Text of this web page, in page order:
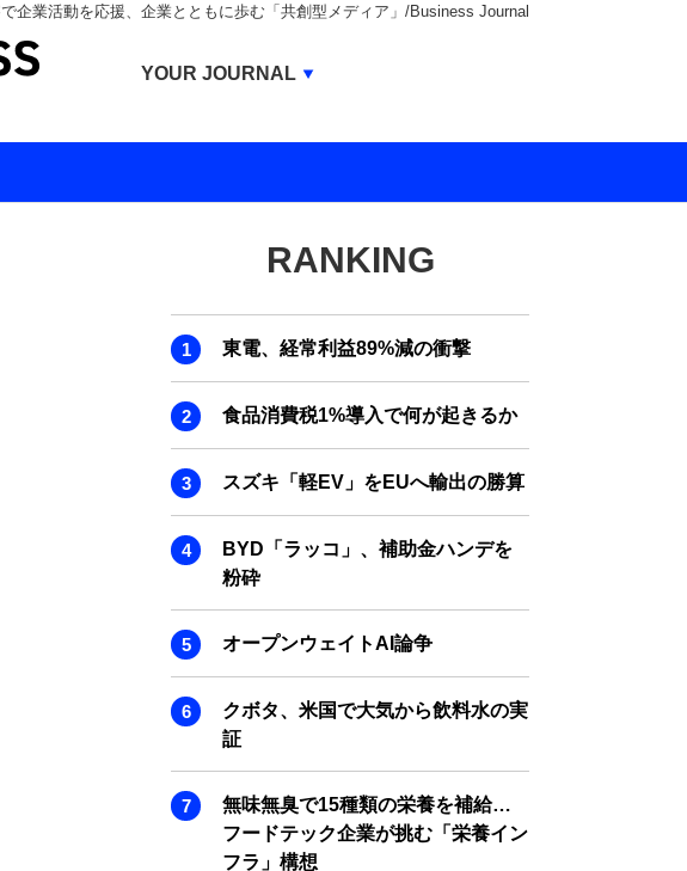
企業活動を応援、企業とともに歩む「共創型メディア」/Business Journal
RANKING
東電、経常利益89%減の衝撃
食品消費税1%導入で何が起きるか
スズキ「軽EV」をEUへ輸出の勝算
BYD「ラッコ」、補助金ハンデを
粉砕
オープンウェイトAI論争
クボタ、米国で大気から飲料水の実
証
無味無臭で15種類の栄養を補給…
フードテック企業が挑む「栄養イン
フラ」構想
YOUR JOURNAL
BUSINESS JOURNAL
IVS JOURNAL
ENERGY MANAGEMENT JOURNAL
INBOUND JOURNAL
LIFE ENDING JOURNAL
AI JOURNAL
REAL ESTATE BROKERAGE JOURNAL
SMART MARKETING JOURNAL
BPaaS JOURNAL
ADOPTABLE DOG JOURNAL